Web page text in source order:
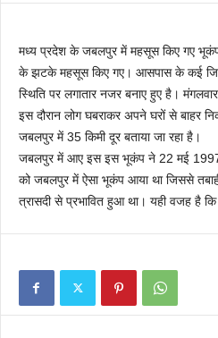
मध्य प्रदेश के जबलपुर में महसूस किए गए
के झटके महसूस किए गए। आसपास के कई
स्थिति पर लगातार नजर बनाए हुए है।
इस दौरान लोग घबराकर अपने घरों से
जबलपुर में 35 किमी दूर बताया जा रहा है।
जबलपुर में आए इस इस भूकंप ने 22 मई 1997
को जबलपुर में ऐसा भूकंप आया था जिससे
त्रासदी से प्रभावित हुआ था। यही वजह है